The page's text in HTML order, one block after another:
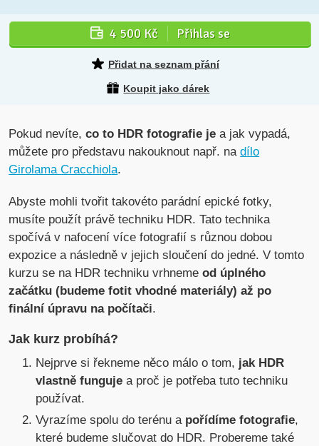
4 500 Kč Přihlas se
Přidat na seznam přání
Koupit jako dárek
Pokud nevíte,co to HDR fotografie je a jak vypadá,
můžete pro představu nakouknout např. nadílo
Girolama Cracchiola.
Abyste mohli tvořit takovéto parádní epické fotky,
musíte použít právě techniku HDR. Tato technika
spočívá v nafocení více fotografií s různou dobou
expozice a následně v jejich sloučení do jedné. V tomto
kurzu se na HDR techniku vrhnemeod úplného
začátku (budeme fotit vhodné materiály) až po
finální úpravu na počítači.
Jak kurz probíhá?
Nejprve si řekneme něco málo o tom, jak HDR
vlastně funguje a proč je potřeba tuto techniku
používat.
Vyrazíme spolu do terénu a pořídíme fotografie,
které budeme slučovat do HDR. Probereme také